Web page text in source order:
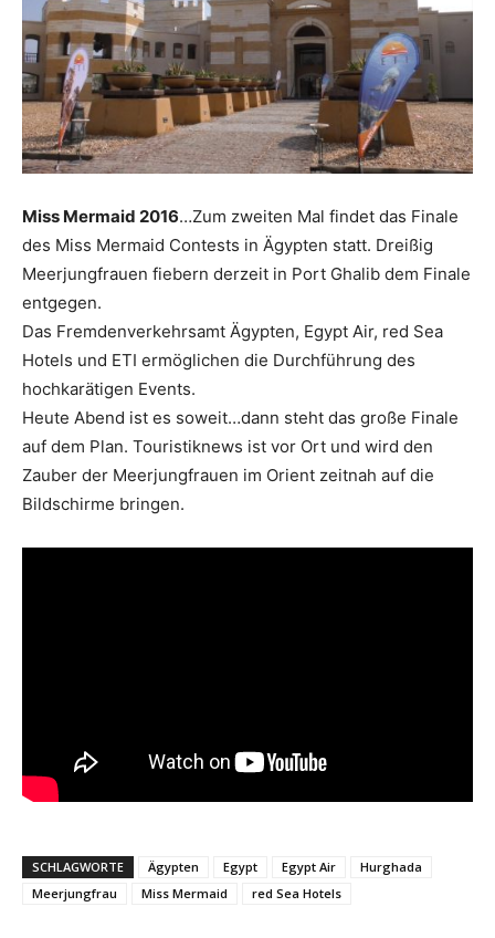
Reiseempfehlungen.
Miss Mermaid 2016…Zum zweiten Mal findet das Finale
des Miss Mermaid Contests in Ägypten statt. Dreißig
Meerjungfrauen fiebern derzeit in Port Ghalib dem Finale
entgegen.
Das Fremdenverkehrsamt Ägypten, Egypt Air, red Sea
Hotels und ETI ermöglichen die Durchführung des
hochkarätigen Events.
Heute Abend ist es soweit…dann steht das große Finale
auf dem Plan. Touristiknews ist vor Ort und wird den
Zauber der Meerjungfrauen im Orient zeitnah auf die
Bildschirme bringen.
SCHLAGWORTE Ägypten Egypt Egypt Air
Hurghada
Meerjungfrau
Miss Mermaid red Sea Hotels